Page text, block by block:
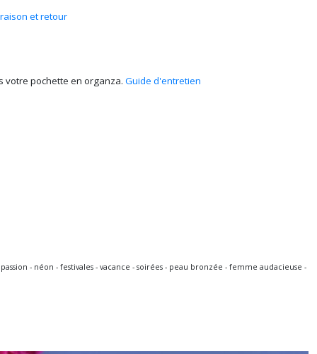
et retour
votre pochette en organza. Guide d'entretien
- néon - festivales - vacance - soirées - peau bronzée - femme audacieuse -